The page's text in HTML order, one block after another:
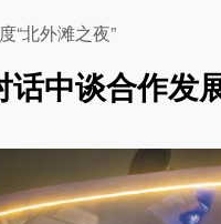
“北外滩之夜”
中谈合作发